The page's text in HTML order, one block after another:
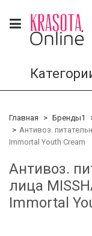
Главная Бренды1
Антивоз.
Immortal Youth Cream
Антивоз.
лица
Immortal